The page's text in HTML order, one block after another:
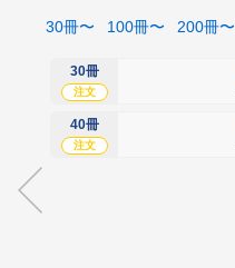
30冊〜 100冊〜 200冊〜
30冊
注文
40冊
注文